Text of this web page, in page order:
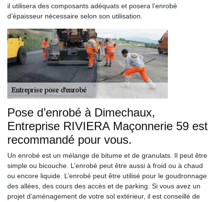
il utilisera des composants adéquats et posera l’enrobé
d’épaisseur nécessaire selon son utilisation.
Pose d’enrobé à Dimechaux,
Entreprise RIVIERA Maçonnerie 59 est
recommandé pour vous.
Un enrobé est un mélange de bitume et de granulats. Il peut être
simple ou bicouche. L’enrobé peut être aussi à froid ou à chaud
ou encore liquide. L’enrobé peut être utilisé pour le goudronnage
des allées, des cours des accès et de parking. Si vous avez un
projet d’aménagement de votre sol extérieur, il est conseillé de